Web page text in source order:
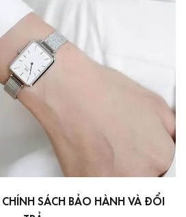
SÁCH BẢO HÀNH VÀ ĐỔI